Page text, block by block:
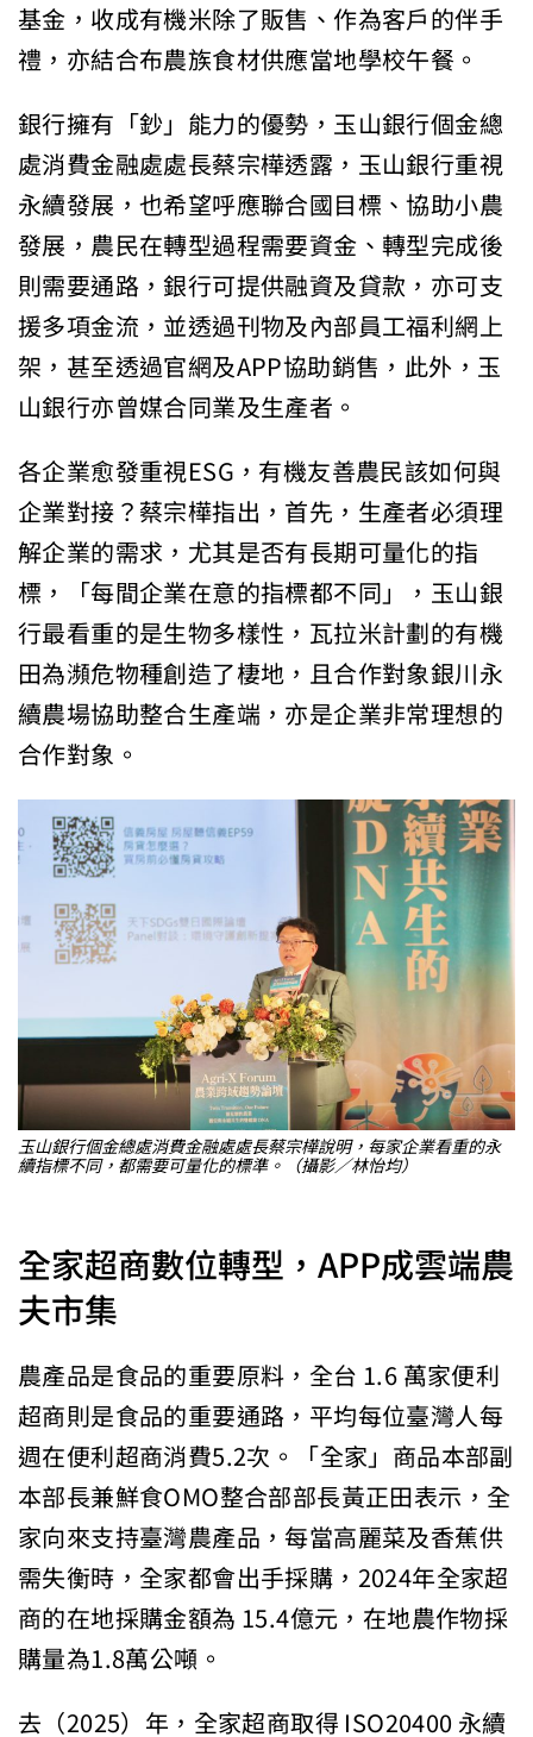
基金，收成有機米除了販售、作為客戶的伴手
禮，亦結合布農族食材供應當地學校午餐。
銀行擁有「鈔」能力的優勢，玉山銀行個金總
處消費金融處處長蔡宗樺透露，玉山銀行重視
永續發展，也希望呼應聯合國目標、協助小農
發展，農民在轉型過程需要資金、轉型完成後
則需要通路，銀行可提供融資及貸款，亦可支
援多項金流，並透過刊物及內部員工福利網上
架，甚至透過官網及APP協助銷售，此外，玉
山銀行亦曾媒合同業及生產者。
各企業愈發重視ESG，有機友善農民該如何與
企業對接？蔡宗樺指出，首先，生產者必須理
解企業的需求，尤其是否有長期可量化的指
標，「每間企業在意的指標都不同」，玉山銀
行最看重的是生物多樣性，瓦拉米計劃的有機
田為瀕危物種創造了棲地，且合作對象銀川永
續農場協助整合生產端，亦是企業非常理想的
合作對象。
玉山銀行個金總處消費金融處處長蔡宗樺說明，每家企業看重的永
續指標不同，都需要可量化的標準。（攝影／林怡均）
全家超商數位轉型，APP成雲端農
夫市集
農產品是食品的重要原料，全台 1.6 萬家便利
超商則是食品的重要通路，平均每位臺灣人每
週在便利超商消費5.2次。「全家」商品本部副
本部長兼鮮食OMO整合部部長黃正田表示，全
家向來支持臺灣農產品，每當高麗菜及香蕉供
需失衡時，全家都會出手採購，2024年全家超
商的在地採購金額為 15.4億元，在地農作物採
購量為1.8萬公噸。